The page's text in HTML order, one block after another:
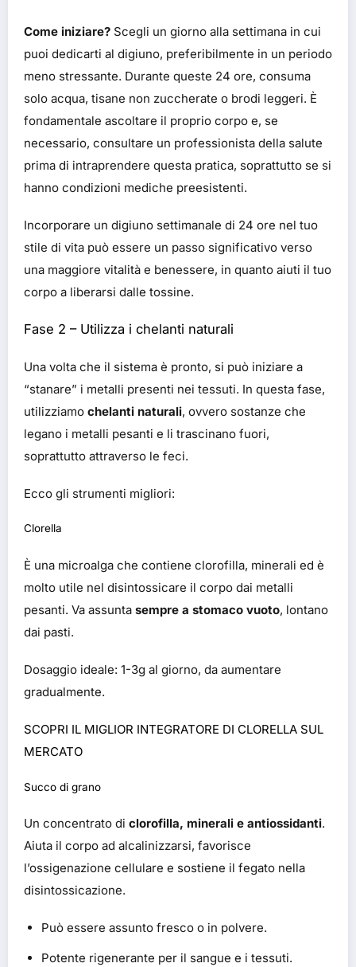
Come iniziare? Scegli un giorno alla settimana in cui
puoi dedicarti al digiuno, preferibilmente in un periodo
meno stressante. Durante queste 24 ore, consuma
solo acqua, tisane non zuccherate o brodi leggeri. È
fondamentale ascoltare il proprio corpo e, se
necessario, consultare un professionista della salute
prima di intraprendere questa pratica, soprattutto se si
hanno condizioni mediche preesistenti.
Incorporare un digiuno settimanale di 24 ore nel tuo
stile di vita può essere un passo significativo verso
una maggiore vitalità e benessere, in quanto aiuti il tuo
corpo a liberarsi dalle tossine.
Fase 2 – Utilizza i chelanti naturali
Una volta che il sistema è pronto, si può iniziare a
“stanare” i metalli presenti nei tessuti. In questa fase,
utilizziamo chelanti naturali, ovvero sostanze che
legano i metalli pesanti e li trascinano fuori,
soprattutto attraverso le feci.
Ecco gli strumenti migliori:
Clorella
È una microalga che contiene clorofilla, minerali ed è
molto utile nel disintossicare il corpo dai metalli
pesanti. Va assunta sempre a stomaco vuoto, lontano
dai pasti.
Dosaggio ideale: 1-3g al giorno, da aumentare
gradualmente.
SCOPRI IL MIGLIOR INTEGRATORE DI CLORELLA SUL
MERCATO
Succo di grano
Un concentrato di clorofilla, minerali e antiossidanti.
Aiuta il corpo ad alcalinizzarsi, favorisce
l’ossigenazione cellulare e sostiene il fegato nella
disintossicazione.
Può essere assunto fresco o in polvere.
Potente rigenerante per il sangue e i tessuti.